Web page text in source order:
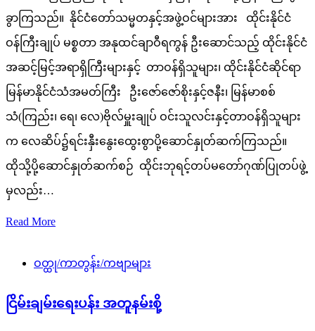
ခွာကြသည်။ နိုင်ငံတော်သမ္မတနှင့်အဖွဲ့ဝင်များအား ထိုင်းနိုင်ငံ
ဝန်ကြီးချုပ် မစ္စတာ အနုထင်ချာဝီရကွန် ဦးဆောင်သည့် ထိုင်းနိုင်ငံ
အဆင့်မြင့်အရာရှိကြီးများနှင့် တာဝန်ရှိသူများ၊ ထိုင်းနိုင်ငံဆိုင်ရာ
မြန်မာနိုင်ငံသံအမတ်ကြီး ဦးဇော်ဇော်စိုးနှင့်ဇနီး၊ မြန်မာစစ်
သံ(ကြည်း၊ ရေ၊ လေ)ဗိုလ်မှူးချုပ် ဝင်းသူလင်းနှင့်တာဝန်ရှိသူများ
က လေဆိပ်၌ရင်းနှီးနွေးထွေးစွာပို့ဆောင်နှုတ်ဆက်ကြသည်။
ထိုသို့ပို့ဆောင်နှုတ်ဆက်စဉ် ထိုင်းဘုရင့်တပ်မတော်ဂုဏ်ပြုတပ်ဖွဲ့
မှလည်း…
Read More
ဝတ္ထု/ကာတွန်း/ကဗျာများ
ငြိမ်းချမ်းရေးပန်း အတူနမ်းစို့